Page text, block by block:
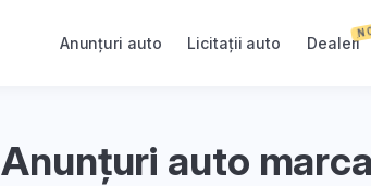
Anunțuri auto Licitații auto Dealeri
Anunțuri auto